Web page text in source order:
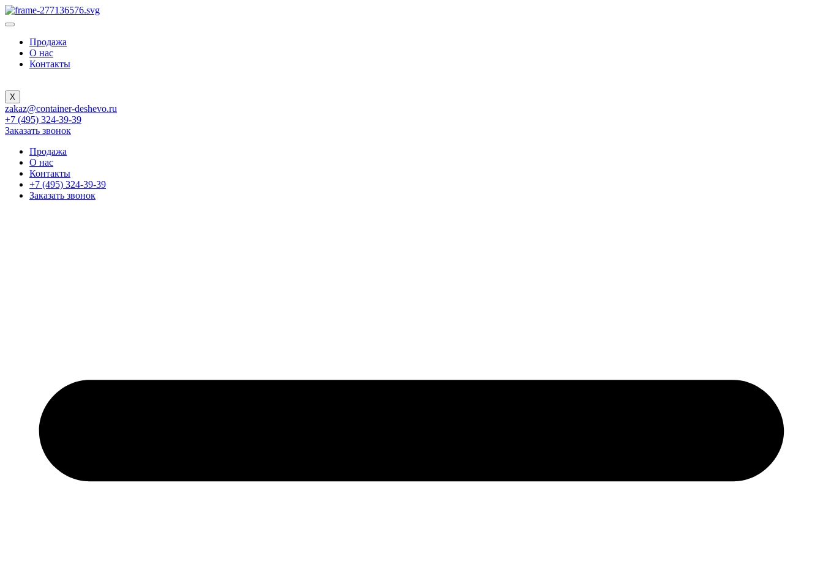
Продажа
О нас
Контакты
X
zakaz@container-deshevo.ru
+7 (495) 324-39-39
Заказать звонок
Продажа
О нас
Контакты
+7 (495) 324-39-39
Заказать звонок